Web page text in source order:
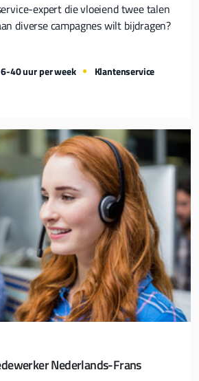
expert die vloeiend twee talen
diverse campagnes wilt bijdragen?
40 uur per week Klantenservice
Nederlands-Frans